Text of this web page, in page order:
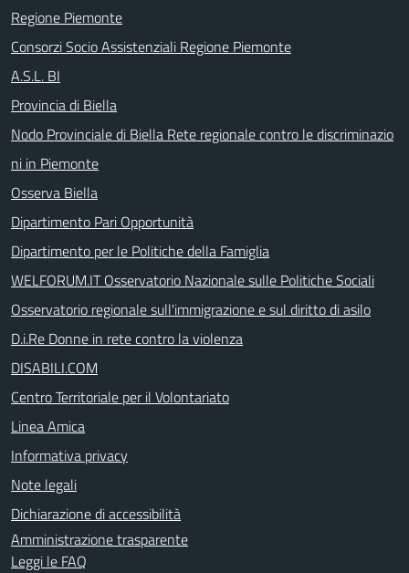
Regione Piemonte
Consorzi Socio Assistenziali Regione Piemonte
A.S.L. BI
Provincia di Biella
Nodo Provinciale di Biella Rete regionale contro le discriminazio
ni in Piemonte
Osserva Biella
Dipartimento Pari Opportunità
Dipartimento per le Politiche della Famiglia
WELFORUM.IT Osservatorio Nazionale sulle Politiche Sociali
Osservatorio regionale sull'immigrazione e sul diritto di asilo
D.i.Re Donne in rete contro la violenza
DISABILI.COM
Centro Territoriale per il Volontariato
Linea Amica
Informativa privacy
Note legali
Dichiarazione di accessibilità
Amministrazione trasparente
Leggi le FAQ